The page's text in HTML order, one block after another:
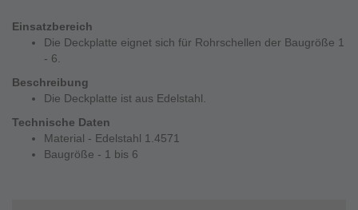
Einsatzbereich
Die Deckplatte eignet sich für Rohrschellen der Baugröße 1
- 6.
Beschreibung
Die Deckplatte ist aus Edelstahl.
Technische Daten
Material - Edelstahl 1.4571
Baugröße - 1 bis 6